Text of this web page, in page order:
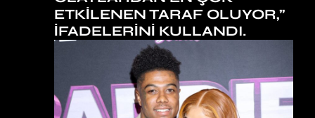
ETKILENEN TARAF OLUYOR,”
IFADELERINI KULLANDI.